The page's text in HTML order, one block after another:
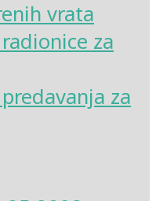
vrata
za
za